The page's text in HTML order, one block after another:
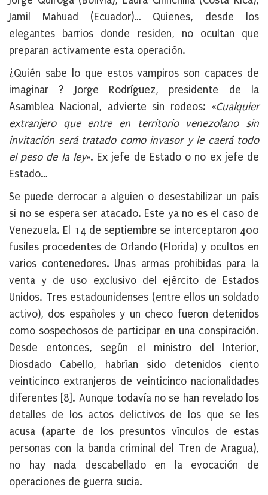
Jamil Mahuad (Ecuador)… Quienes, desde los
elegantes barrios donde residen, no ocultan que
preparan activamente esta operación.
¿Quién sabe lo que estos vampiros son capaces de
imaginar ? Jorge Rodríguez, presidente de la
Asamblea Nacional, advierte sin rodeos: «Cualquier
extranjero que entre en territorio venezolano sin
invitación será tratado como invasor y le caerá todo
el peso de la ley». Ex jefe de Estado o no ex jefe de
Estado…
Se puede derrocar a alguien o desestabilizar un país
si no se espera ser atacado. Este ya no es el caso de
Venezuela. El 14 de septiembre se interceptaron 400
fusiles procedentes de Orlando (Florida) y ocultos en
varios contenedores. Unas armas prohibidas para la
venta y de uso exclusivo del ejército de Estados
Unidos. Tres estadounidenses (entre ellos un soldado
activo), dos españoles y un checo fueron detenidos
como sospechosos de participar en una conspiración.
Desde entonces, según el ministro del Interior,
Diosdado Cabello, habrían sido detenidos ciento
veinticinco extranjeros de veinticinco nacionalidades
diferentes [8]. Aunque todavía no se han revelado los
detalles de los actos delictivos de los que se les
acusa (aparte de los presuntos vínculos de estas
personas con la banda criminal del Tren de Aragua),
no hay nada descabellado en la evocación de
operaciones de guerra sucia.